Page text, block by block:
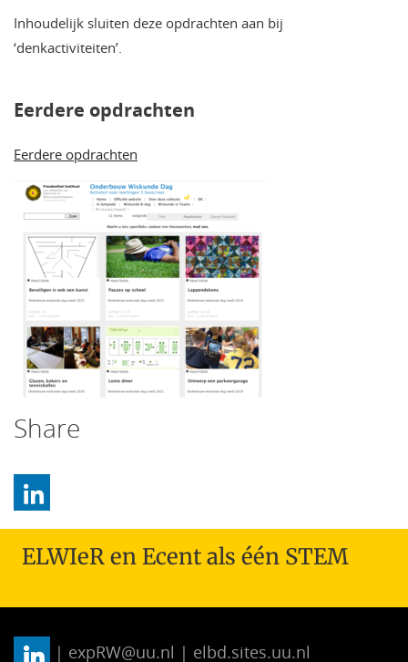
Inhoudelijk sluiten deze opdrachten aan bij
‘denkactiviteiten’.
Eerdere opdrachten
Eerdere opdrachten
Share
ELWIeR en Ecent als één STEM
| expRW@uu.nl | elbd.sites.uu.nl